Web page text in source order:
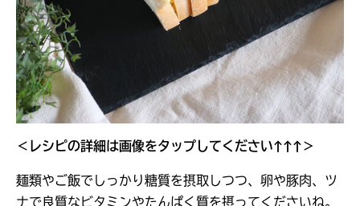
＜レシピの詳細は画像をタップしてください↑↑↑＞
麺類やご飯でしっかり糖質を摂取しつつ、卵や豚肉、ツ
ナで良質なビタミンやたんぱく質を摂ってくださいね。